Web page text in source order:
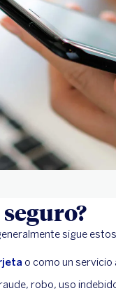
sigue
o como un servicio
robo, uso